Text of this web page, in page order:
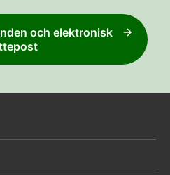
och elektronisk